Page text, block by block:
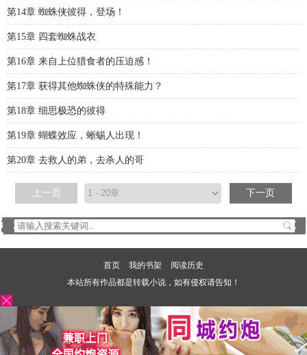
第14章 蜘蛛侠彼得，登场！
第15章 四套蜘蛛战衣
第16章 来自上位猎食者的压迫感！
第17章 获得其他蜘蛛侠的特殊能力？
第18章 细思极恐的彼得
第19章 蝴蝶效应，蜥蜴人出现！
第20章 去救人的弟，去杀人的哥
上一页 下一页
首页 我的书架
阅读历史
本站所有作品都是转载小说，如有侵权请告知！